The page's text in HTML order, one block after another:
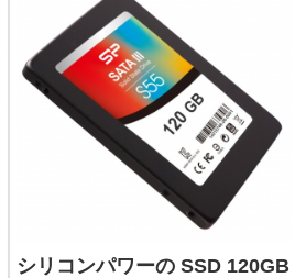
シリコンパワーの SSD 120GB